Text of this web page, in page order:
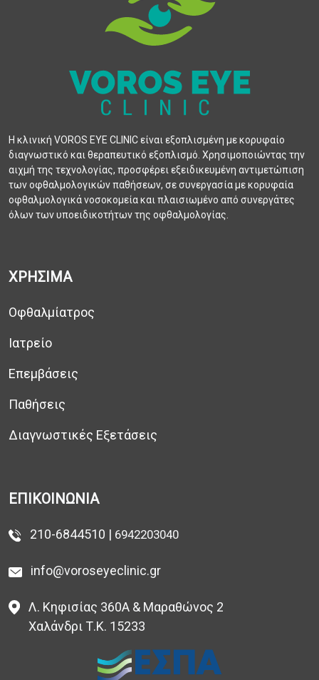
Η κλινική VOROS EYE CLINIC είναι εξοπλισμένη με κορυφαίο
διαγνωστικό και θεραπευτικό εξοπλισμό. Χρησιμοποιώντας την
αιχμή της τεχνολογίας, προσφέρει εξειδικευμένη αντιμετώπιση
των οφθαλμολογικών παθήσεων, σε συνεργασία με κορυφαία
οφθαλμολογικά νοσοκομεία και πλαισιωμένο από συνεργάτες
όλων των υποειδικοτήτων της οφθαλμολογίας.
ΧΡΗΣΙΜΑ
Οφθαλμίατρος
Ιατρείο
Επεμβάσεις
Παθήσεις
Διαγνωστικές Εξετάσεις
ΕΠΙΚΟΙΝΩΝΙΑ
210-6844510 | 6942203040
info@voroseyeclinic.gr
Λ. Κηφισίας 360Α & Μαραθώνος 2
Χαλάνδρι Τ.Κ. 15233